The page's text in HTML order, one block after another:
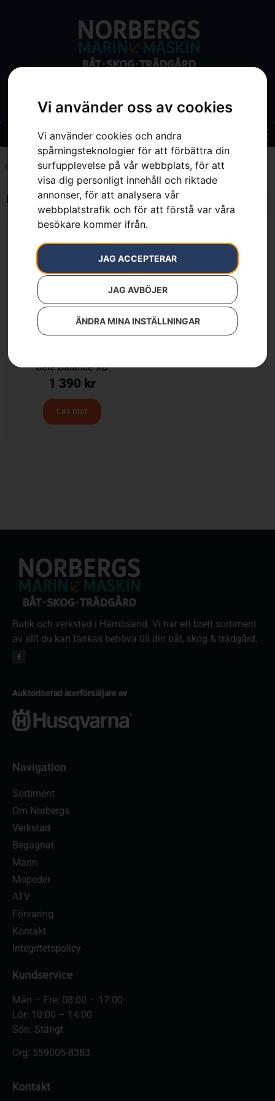
Vi använder oss av cookies
Vi använder cookies och andra
spårningsteknologier för att förbättra din
surfupplevelse på vår webbplats, för att
visa dig personligt innehåll och riktade
annonser, för att analysera vår
webbplatstrafik och för att förstå var våra
besökare kommer ifrån.
JAG ACCEPTERAR
JAG AVBÖJER
ÄNDRA MINA INSTÄLLNINGAR
Hem 7392930286214
Endast ett sökresultat
Sele Balance XB
1 390 kr
Läs mer
Butik och verkstad i Härnösand. Vi har ett brett sortiment
av allt du kan tänkas behöva till din båt, skog & trädgård.
Auktoriserad återförsäljare av
Navigation
Sortiment
Om Norbergs
Verkstad
Begagnat
Marin
Mopeder
ATV
Förvaring
Kontakt
Integritetspolicy
Kundservice
Mån – Fre: 08:00 – 17:00
Lör: 10:00 – 14:00
Sön: Stängt
Org: 559005-8383
Kontakt